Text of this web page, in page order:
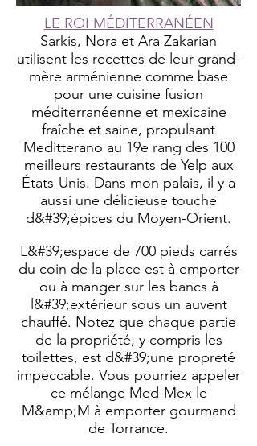
LE ROI MÉDITERRANÉEN
Sarkis, Nora et Ara Zakarian
utilisent les recettes de leur grand-
mère arménienne comme base
pour une cuisine fusion
méditerranéenne et mexicaine
fraîche et saine, propulsant
Meditterano au 19e rang des 100
meilleurs restaurants de Yelp aux
États-Unis. Dans mon palais, il y a
aussi une délicieuse touche
d&#39;épices du Moyen-Orient.
L&#39;espace de 700 pieds carrés
du coin de la place est à emporter
ou à manger sur les bancs à
l&#39;extérieur sous un auvent
chauffé. Notez que chaque partie
de la propriété, y compris les
toilettes, est d&#39;une propreté
impeccable. Vous pourriez appeler
ce mélange Med-Mex le
M&amp;M à emporter gourmand
de Torrance.